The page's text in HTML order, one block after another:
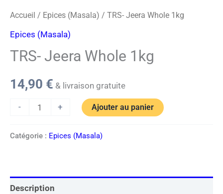
Accueil / Epices (Masala) / TRS- Jeera Whole 1kg
Epices (Masala)
TRS- Jeera Whole 1kg
14,90 € & livraison gratuite
- + Ajouter au panier
Catégorie : Epices (Masala)
Description